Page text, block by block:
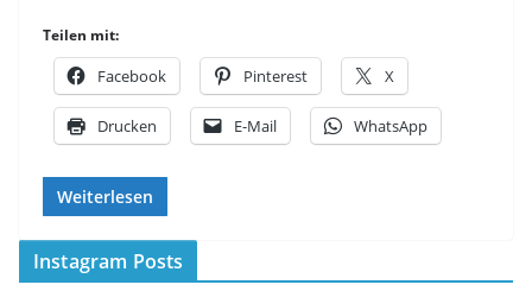
Teilen mit:
Facebook Pinterest X
Drucken E-Mail WhatsApp
Weiterlesen
Instagram Posts